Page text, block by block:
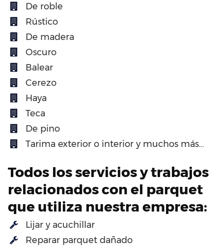
De roble
Rústico
De madera
Oscuro
Balear
Cerezo
Haya
Teca
De pino
Tarima exterior o interior y muchos más…
Todos los servicios y trabajos
relacionados con el parquet
que utiliza nuestra empresa:
Lijar y acuchillar
Reparar parquet dañado